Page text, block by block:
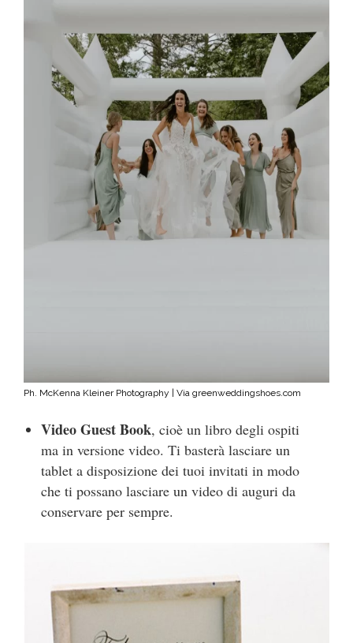
Ph. McKenna Kleiner Photography | Via greenweddingshoes.com
Video Guest Book, cioè un libro degli ospiti
ma in versione video. Ti basterà lasciare un
tablet a disposizione dei tuoi invitati in modo
che ti possano lasciare un video di auguri da
conservare per sempre.